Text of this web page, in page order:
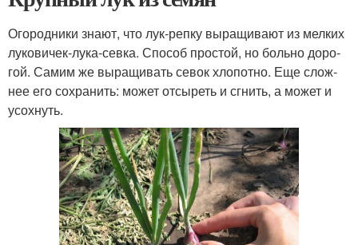
Ого­род­ни­ки зна­ют, что лук-реп­ку выра­щи­ва­ют из мел­ких
луко­ви­чек-лука-сев­ка. Спо­соб про­стой, но боль­но доро­
гой. Самим же выра­щи­вать севок хло­пот­но. Еще слож­
нее его сохра­нить: может отсы­реть и сгнить, а может и
усохнуть.